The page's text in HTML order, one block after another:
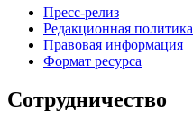
Пресс-релиз
Редакционная политика
Правовая информация
Формат ресурса
Сотрудничество